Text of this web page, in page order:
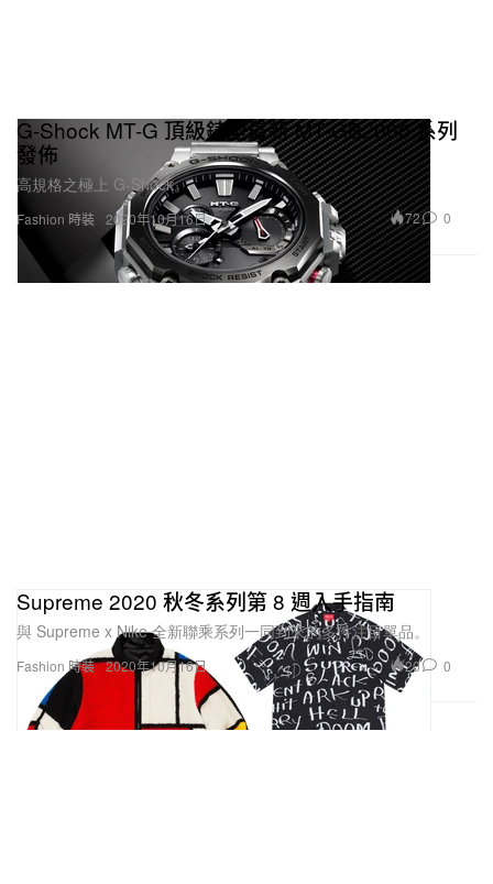
Fashion 時裝
G-Shock MT-G 頂級錶型最新 MT-GB2000 系列
發佈
高規格之極上 G-Shock。
2020年10月16日 72 0
Fashion 時裝
Supreme 2020 秋冬系列第 8 週入手指南
與 Supreme x Nike 全新聯乘系列一同到來的多件注目單品。
2020年10月16日 20 0